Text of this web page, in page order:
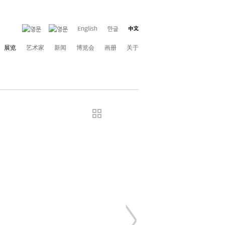
展览 艺术家 新闻 博览会 画册 关于